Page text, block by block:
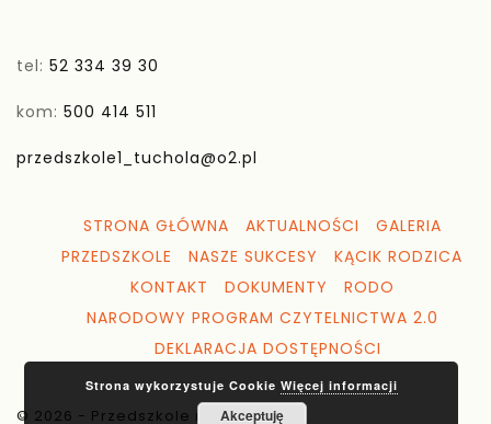
tel: 52 334 39 30
kom: 500 414 511
przedszkole1_tuchola@o2.pl
STRONA GŁÓWNA AKTUALNOŚCI
GALERIA
PRZEDSZKOLE
NASZE SUKCESY
KĄCIK RODZICA
KONTAKT
DOKUMENTY
RODO
NARODOWY PROGRAM CZYTELNICTWA 2.0
DEKLARACJA DOSTĘPNOŚCI
© 2026 - Przedszkole nr 1 Tuchola
Strona wykorzystuje Cookie Więcej informacji
Akceptuję